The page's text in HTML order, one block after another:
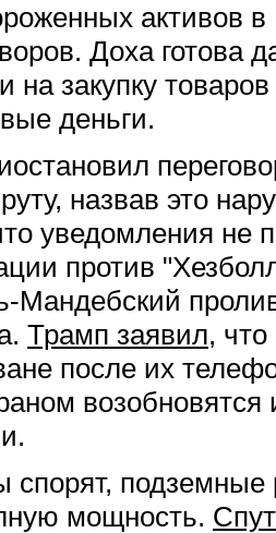
активов в
Доха готова
на закупку
деньги.
назвав это
уведомления не
против
Мандебский
Трамп заявил,
после их
возобновятся
спорят,
мощность.